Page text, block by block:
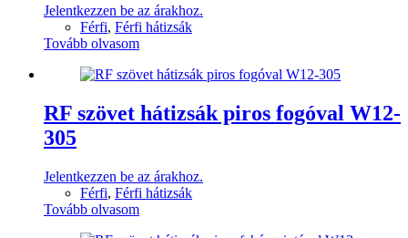
Jelentkezzen be az árakhoz.
Férfi, Férfi hátizsák
Tovább olvasom
RF szövet hátizsák piros fogóval W12-
305
Jelentkezzen be az árakhoz.
Férfi, Férfi hátizsák
Tovább olvasom